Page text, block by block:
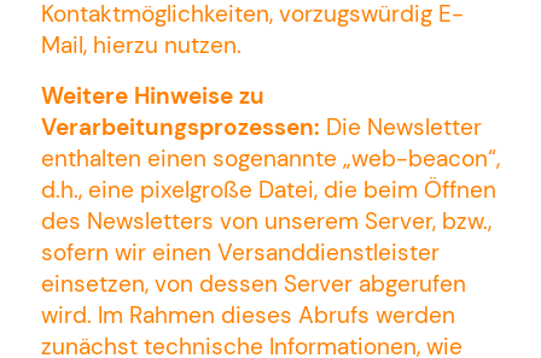
Kontaktmöglichkeiten, vorzugswürdig E-
Mail, hierzu nutzen.
Weitere Hinweise zu
Verarbeitungsprozessen: Die Newsletter
enthalten einen sogenannte „web-beacon“,
d.h., eine pixelgroße Datei, die beim Öffnen
des Newsletters von unserem Server, bzw.,
sofern wir einen Versanddienstleister
einsetzen, von dessen Server abgerufen
wird. Im Rahmen dieses Abrufs werden
zunächst technische Informationen, wie